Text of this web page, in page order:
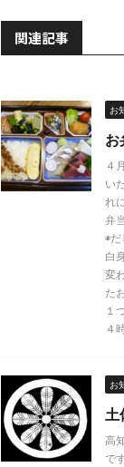
関連記事
お
お
４
い
れ
弁
◉
白
変
た
１
４
お
土
高
で